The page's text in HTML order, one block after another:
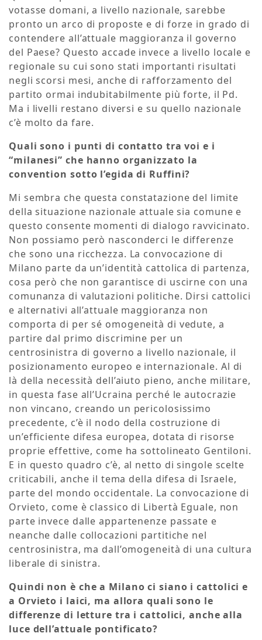
votasse domani, a livello nazionale, sarebbe
pronto un arco di proposte e di forze in grado di
contendere all’attuale maggioranza il governo
del Paese? Questo accade invece a livello locale e
regionale su cui sono stati importanti risultati
negli scorsi mesi, anche di rafforzamento del
partito ormai indubitabilmente più forte, il Pd.
Ma i livelli restano diversi e su quello nazionale
c’è molto da fare.
Quali sono i punti di contatto tra voi e i
“milanesi” che hanno organizzato la
convention sotto l’egida di Ruffini?
Mi sembra che questa constatazione del limite
della situazione nazionale attuale sia comune e
questo consente momenti di dialogo ravvicinato.
Non possiamo però nasconderci le differenze
che sono una ricchezza. La convocazione di
Milano parte da un’identità cattolica di partenza,
cosa però che non garantisce di uscirne con una
comunanza di valutazioni politiche. Dirsi cattolici
e alternativi all’attuale maggioranza non
comporta di per sé omogeneità di vedute, a
partire dal primo discrimine per un
centrosinistra di governo a livello nazionale, il
posizionamento europeo e internazionale. Al di
là della necessità dell’aiuto pieno, anche militare,
in questa fase all’Ucraina perché le autocrazie
non vincano, creando un pericolosissimo
precedente, c’è il nodo della costruzione di
un’efficiente difesa europea, dotata di risorse
proprie effettive, come ha sottolineato Gentiloni.
E in questo quadro c’è, al netto di singole scelte
criticabili, anche il tema della difesa di Israele,
parte del mondo occidentale. La convocazione di
Orvieto, come è classico di Libertà Eguale, non
parte invece dalle appartenenze passate e
neanche dalle collocazioni partitiche nel
centrosinistra, ma dall’omogeneità di una cultura
liberale di sinistra.
Quindi non è che a Milano ci siano i cattolici e
a Orvieto i laici, ma allora quali sono le
differenze di letture tra i cattolici, anche alla
luce dell’attuale pontificato?